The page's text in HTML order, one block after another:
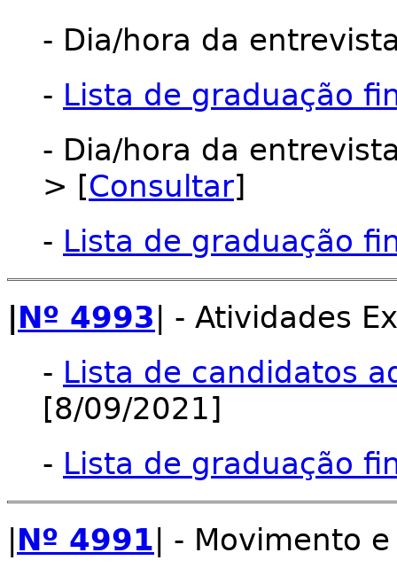
- Dia/hora da
- Lista de graduação
- Dia/hora da
> [Consultar]
- Lista de graduação
Nº 4993 | - Atividades
- Lista de candidatos
[8/09/2021]
- Lista de graduação
Nº 4991 | - Movimento